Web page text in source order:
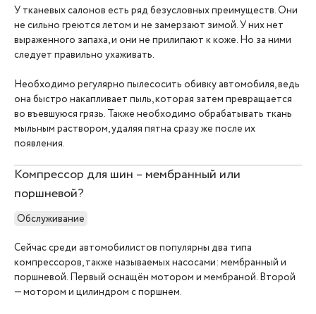
У тканевых салонов есть ряд безусловных преимуществ. Они
не сильно греются летом и не замерзают зимой. У них нет
выраженного запаха, и они не прилипают к коже. Но за ними
следует правильно ухаживать.
Необходимо регулярно пылесосить обивку автомобиля, ведь
она быстро накапливает пыль, которая затем превращается
во въевшуюся грязь. Также необходимо обрабатывать ткань
мыльным раствором, удаляя пятна сразу же после их
появления.
Компрессор для шин – мембранный или
поршневой?
Обслуживание
Сейчас среди автомобилистов популярны два типа
компрессоров, также называемых насосами: мембранный и
поршневой. Первый оснащён мотором и мембраной. Второй
— мотором и цилиндром с поршнем.